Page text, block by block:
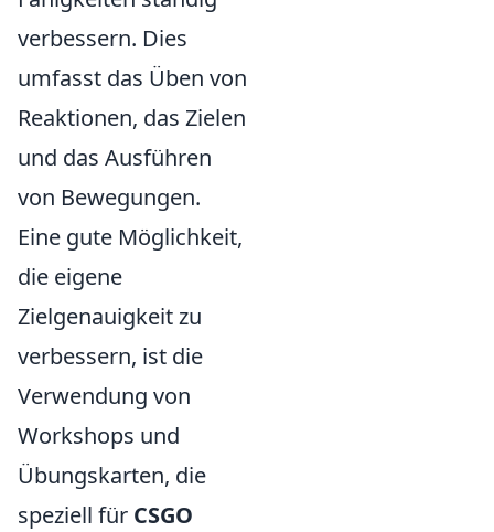
verbessern. Dies
umfasst das Üben von
Reaktionen, das Zielen
und das Ausführen
von Bewegungen.
Eine gute Möglichkeit,
die eigene
Zielgenauigkeit zu
verbessern, ist die
Verwendung von
Workshops und
Übungskarten, die
speziell für CSGO